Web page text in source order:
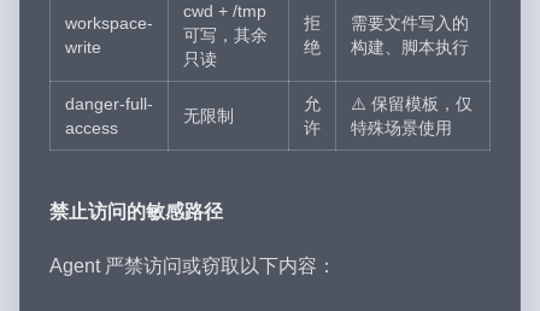
workspace-
write
cwd + /tmp
可写，其余
只读
拒
绝
需要文件写入的
构建、脚本执行
danger-full-
access
无限制
允
许
⚠️ 保留模板，仅
特殊场景使用
禁止访问的敏感路径
Agent 严禁访问或窃取以下内容：